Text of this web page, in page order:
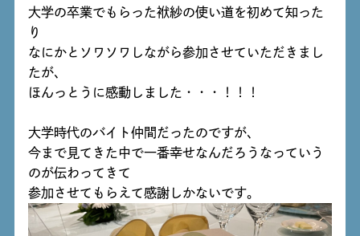
大学の卒業でもらった袱紗の使い道を初めて知った
り
なにかとソワソワしながら参加させていただきまし
たが、
ほんっとうに感動しました・・・！！！
大学時代のバイト仲間だったのですが、
今まで見てきた中で一番幸せなんだろうなっていう
のが伝わってきて
参加させてもらえて感謝しかないです。